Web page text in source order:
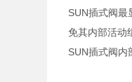
SUN插式阀最
免其内部活动
SUN插式阀内